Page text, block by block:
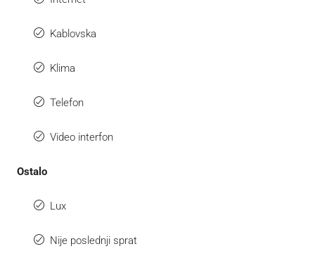
Kablovska
Klima
Telefon
Video interfon
Ostalo
Lux
Nije poslednji sprat